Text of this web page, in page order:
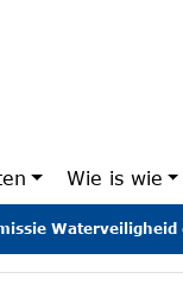
Wie is wie
Waterveiligheid